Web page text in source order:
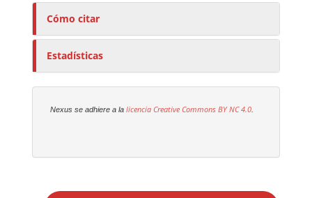
Cómo citar
Estadísticas
Nexus se adhiere a lalicencia Creative CommonsBY NC 4.0.